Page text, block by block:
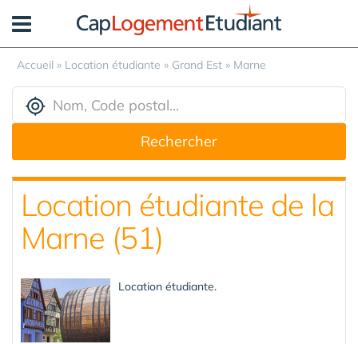
Accueil » Location étudiante » Grand Est » Marne
Rechercher
Location étudiante de la
Marne (51)
Location étudiante.